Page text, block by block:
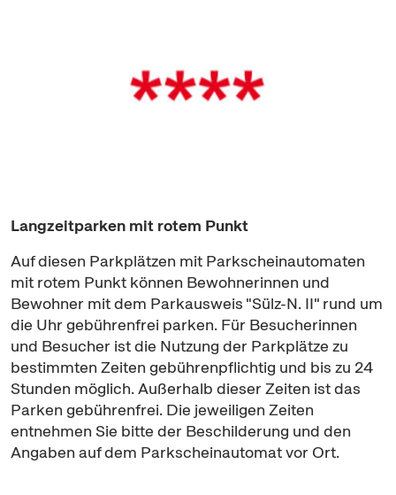
Langzeitparken mit rotem Punkt
Auf diesen Parkplätzen mit Parkscheinautomaten
mit rotem Punkt können Bewohnerinnen und
Bewohner mit dem Parkausweis "Sülz-N. II" rund um
die Uhr gebührenfrei parken. Für Besucherinnen
und Besucher ist die Nutzung der Parkplätze zu
bestimmten Zeiten gebührenpflichtig und bis zu 24
Stunden möglich. Außerhalb dieser Zeiten ist das
Parken gebührenfrei. Die jeweiligen Zeiten
entnehmen Sie bitte der Beschilderung und den
Angaben auf dem Parkscheinautomat vor Ort.